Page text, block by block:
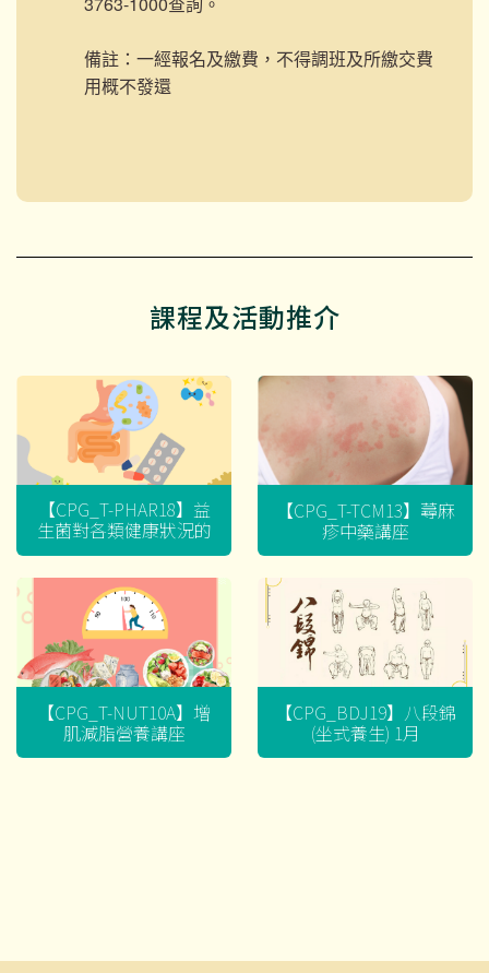
備註：一經報名及繳費，不得調班及所繳交費
用概不發還
課程及活動推介
【CPG_T-PHAR18】益
生菌對各類健康狀況的
迷思
【CPG_T-TCM13】蕁麻
疹中藥講座
【CPG_T-NUT10A】增
肌減脂營養講座
【CPG_BDJ19】八段錦
(坐式養生) 1月